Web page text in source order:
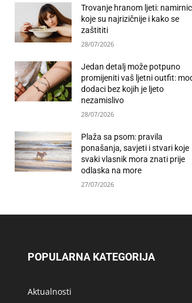
Trovanje hranom ljeti:
koje su najrizičnije i kako se
zaštititi
28/07/2026
Jedan detalj može potpuno
promijeniti vaš ljetni outfit:
dodaci bez kojih je ljeto
nezamislivo
28/07/2026
Plaža sa psom: pravila
ponašanja, savjeti i stvari koje
svaki vlasnik mora znati prije
odlaska na more
27/07/2026
POPULARNA KATEGORIJA
Aktualnosti